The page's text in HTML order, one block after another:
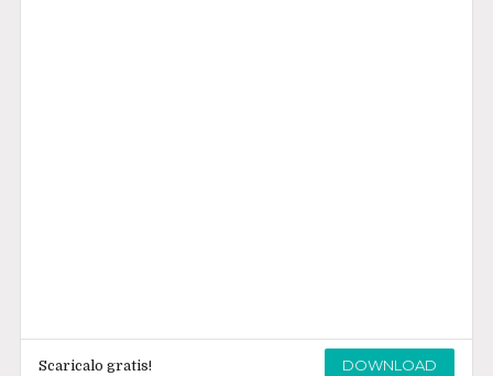
Scaricalo gratis! DOWNLOAD